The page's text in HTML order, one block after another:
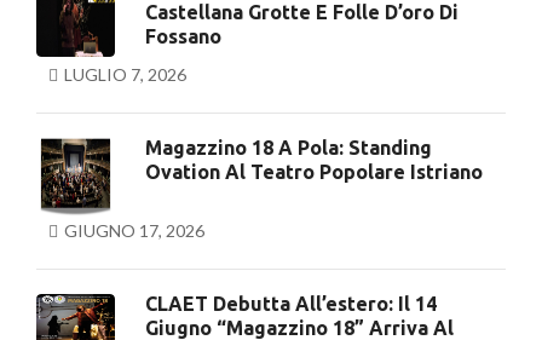
Castellana Grotte E Folle D’oro Di
Fossano
LUGLIO 7, 2026
Magazzino 18 A Pola: Standing
Ovation Al Teatro Popolare Istriano
GIUGNO 17, 2026
CLAET Debutta All’estero: Il 14
Giugno “Magazzino 18” Arriva Al